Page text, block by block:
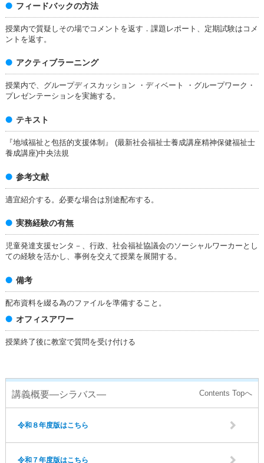
フィードバックの方法
授業内で質疑しその場でコメントを返す．課題レポート、定期試験はコメ
ントを返す。
アクティブラーニング
授業内で、グループディスカッション ・ディベート ・グループワーク・
プレゼンテーションを実施する。
テキスト
『地域福祉と包括的支援体制』 (最新社会福祉士養成講座精神保健福祉士
養成講座)中央法規
参考文献
適宜紹介する。必要な場合は別途配布する。
実務経験の有無
児童発達支援センタ－、行政、社会福祉協議会のソーシャルワーカーとし
ての経験を活かし、事例を交えて授業を展開する。
備考
配布資料を綴る為のファイルを準備すること。
オフィスアワー
授業終了後に教室で質問を受け付ける
講義概要―シラバス―
令和８年度版はこちら
令和７年度版はこちら